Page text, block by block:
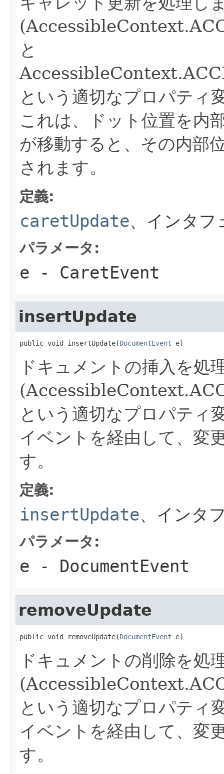
と
という適切なプロパティ
これは、ドット位置を内
が移動すると、その内部
されます。
定義:
caretUpdate、インタフ
パラメータ:
e - CaretEvent
insertUpdate
public void insertUpdate(DocumentEvent e)
ドキュメントの挿入を処
という適切なプロパティ
イベントを経由して、変
す。
定義:
insertUpdate、インタ
パラメータ:
e - DocumentEvent
removeUpdate
public void removeUpdate(DocumentEvent e)
ドキュメントの削除を処
という適切なプロパティ
イベントを経由して、変
す。